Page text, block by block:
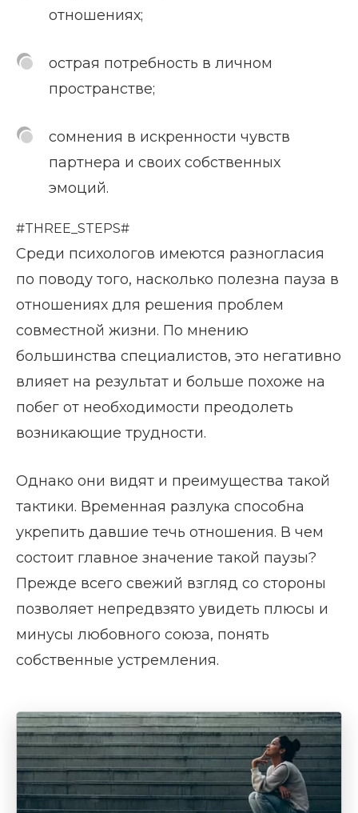
отношениях;
острая потребность в личном
пространстве;
сомнения в искренности чувств
партнера и своих собственных
эмоций.
#THREE_STEPS#
Среди психологов имеются разногласия
по поводу того, насколько полезна пауза в
отношениях для решения проблем
совместной жизни. По мнению
большинства специалистов, это негативно
влияет на результат и больше похоже на
побег от необходимости преодолеть
возникающие трудности.
Однако они видят и преимущества такой
тактики. Временная разлука способна
укрепить давшие течь отношения. В чем
состоит главное значение такой паузы?
Прежде всего свежий взгляд со стороны
позволяет непредвзято увидеть плюсы и
минусы любовного союза, понять
собственные устремления.